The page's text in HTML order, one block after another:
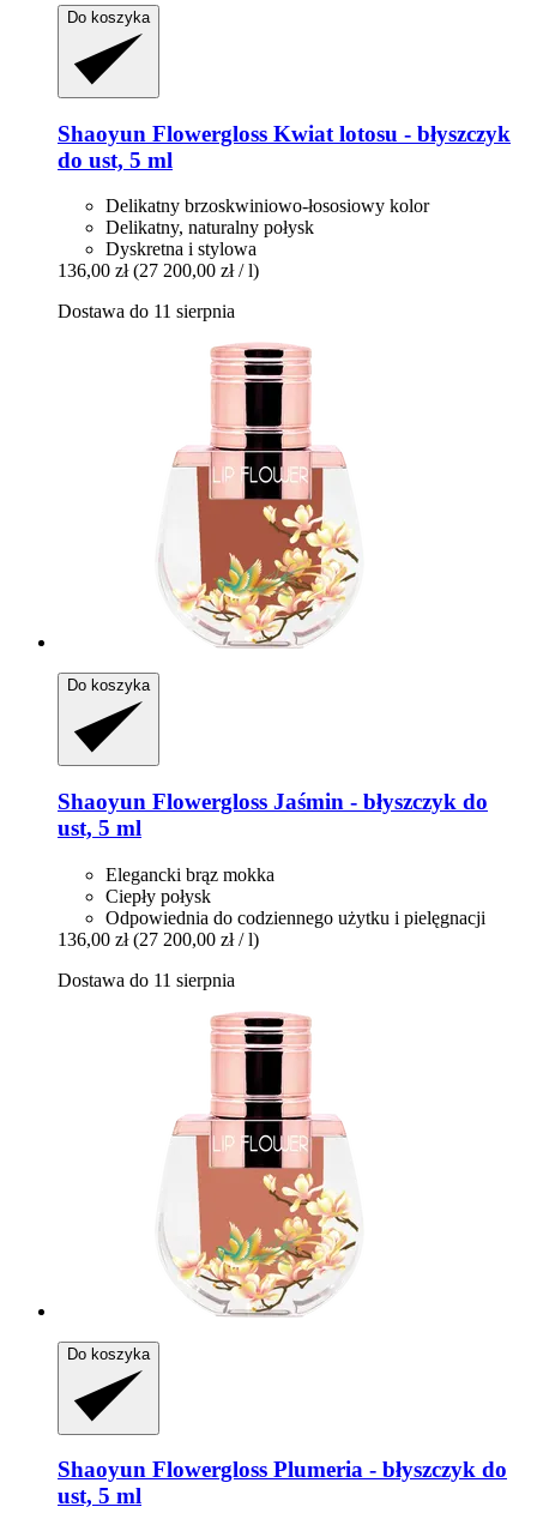
Do koszyka
Shaoyun Flowergloss Kwiat lotosu -​ błyszczyk
do ust, 5 ml
Delikatny brzoskwiniowo-łososiowy kolor
Delikatny, naturalny połysk
Dyskretna i stylowa
136,00 zł (27 200,00 zł / l)
Dostawa do 11 sierpnia
Do koszyka
Shaoyun Flowergloss Jaśmin -​ błyszczyk do
ust, 5 ml
Elegancki brąz mokka
Ciepły połysk
Odpowiednia do codziennego użytku i pielęgnacji
136,00 zł (27 200,00 zł / l)
Dostawa do 11 sierpnia
Do koszyka
Shaoyun Flowergloss Plumeria -​ błyszczyk do
ust, 5 ml